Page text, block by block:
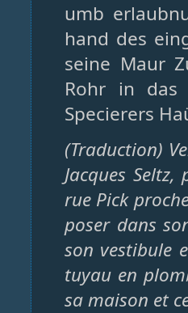
umb
hand des
seine Maur
Rohr in das
Specierers
(Traduction)
Jacques
rue Pick
poser dans
son vestibule
tuyau en
sa maison et